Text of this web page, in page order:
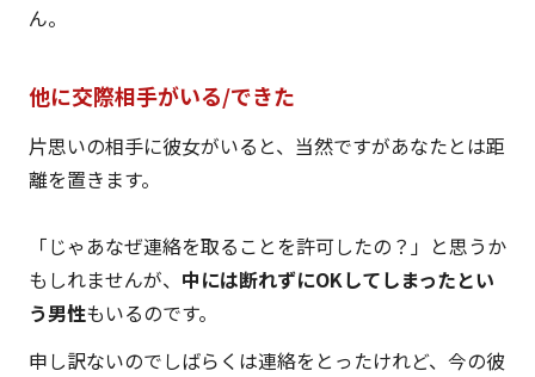
ん。
他に交際相手がいる/できた
片思いの相手に彼女がいると、当然ですがあなたとは距
離を置きます。
「じゃあなぜ連絡を取ることを許可したの？」と思うか
もしれませんが、 中には断れずにOKしてしまったとい
う男性もいるのです。
申し訳ないのでしばらくは連絡をとったけれど、今の彼